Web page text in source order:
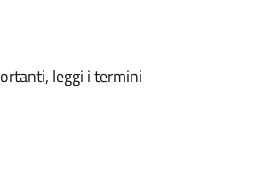
leggi i termini